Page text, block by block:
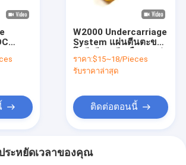
W2000 Undercarriage
System แผ่นตีนตะขาบ
การสึกหรอ
ราคา:$15~18/Pieces
รับราคาล่าสุด
ติดต่อตอนนี้
ระหยัดเวลาของคุณ